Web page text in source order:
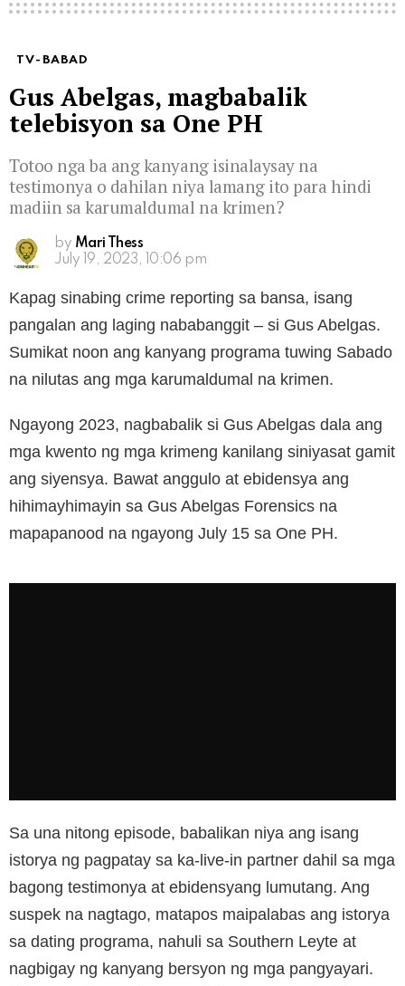
TV-BABAD
Gus Abelgas, magbabalik
telebisyon sa One PH
Totoo nga ba ang kanyang isinalaysay na
testimonya o dahilan niya lamang ito para hindi
madiin sa karumaldumal na krimen?
by Mari Thess
July 19, 2023, 10:06 pm
Kapag sinabing crime reporting sa bansa, isang
pangalan ang laging nababanggit – si Gus Abelgas.
Sumikat noon ang kanyang programa tuwing Sabado
na nilutas ang mga karumaldumal na krimen.
Ngayong 2023, nagbabalik si Gus Abelgas dala ang
mga kwento ng mga krimeng kanilang siniyasat gamit
ang siyensya. Bawat anggulo at ebidensya ang
hihimayhimayin sa Gus Abelgas Forensics na
mapapanood na ngayong July 15 sa One PH.
Sa una nitong episode, babalikan niya ang isang
istorya ng pagpatay sa ka-live-in partner dahil sa mga
bagong testimonya at ebidensyang lumutang. Ang
suspek na nagtago, matapos maipalabas ang istorya
sa dating programa, nahuli sa Southern Leyte at
nagbigay ng kanyang bersyon ng mga pangyayari.